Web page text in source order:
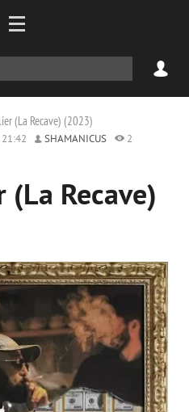
(La Recave) (2023)
SHAMANICUS
2
(La Recave)